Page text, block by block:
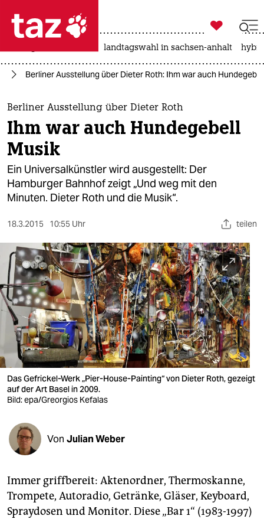
 taz zahl ich
taz zahl ich
themen
politik
öko
gesellschaft
sport
berlin
nord
wahrheit
verlag
verlag
veranstaltungen
fragen & hilfe
abo
genossenschaft

taz zahl ich
landtagswahl in sachsen-anhalt
Berliner Ausstellung über Dieter Roth: Ihm war auch
Berliner Ausstellung über Dieter Roth
Ihm war auch Hundegebell
Musik
Ein Universalkünstler wird ausgestellt: Der
Hamburger Bahnhof zeigt „Und weg mit den
Minuten. Dieter Roth und die Musik“.
18.3.2015 10:55 Uhr teilen
Das Gefrickel-Werk „Pier-House-Painting“ von Dieter Roth, gezeigt
auf der Art Basel in 2009.
Bild: epa/Greorgios Kefalas
Von Julian Weber
Immer griffbereit: Aktenordner, Thermoskanne,
Trompete, Autoradio, Getränke, Gläser, Keyboard,
Spraydosen und Monitor. Diese „Bar 1“ (1983-1997)